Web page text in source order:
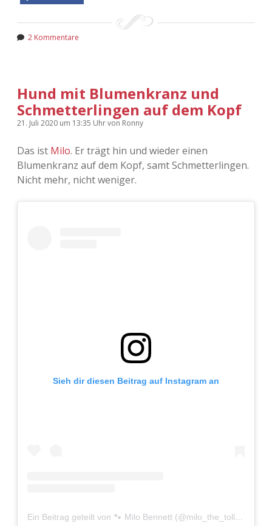
2 Kommentare
Hund mit Blumenkranz und
Schmetterlingen auf dem Kopf
21. Juli 2020 um 13:35 Uhrvon Ronny
Das ist Milo. Er trägt hin und wieder einen
Blumenkranz auf dem Kopf, samt Schmetterlingen.
Nicht mehr, nicht weniger.
Sieh dir diesen Beitrag auf Instagram an
Ein Beitrag geteilt von 🐾 Milo Bennett (@milo_the_toller)